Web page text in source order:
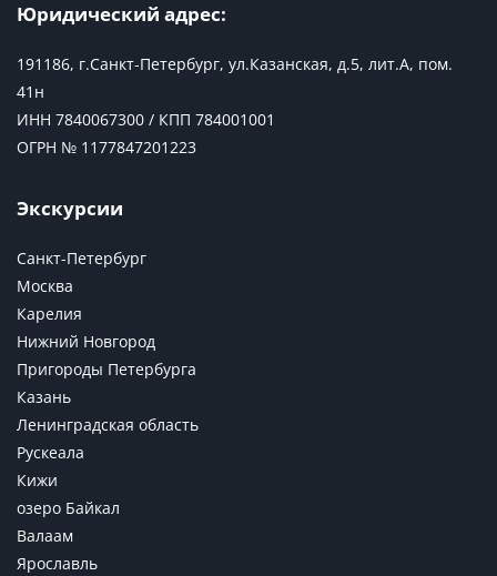
Юридический адрес:
191186, г.Санкт-Петербург, ул.Казанская, д.5, лит.А, пом.
41н
ИНН 7840067300 / КПП 784001001
ОГРН № 1177847201223
Экскурсии
Санкт-Петербург
Москва
Карелия
Нижний Новгород
Пригороды Петербурга
Казань
Ленинградская область
Рускеала
Кижи
озеро Байкал
Валаам
Ярославль